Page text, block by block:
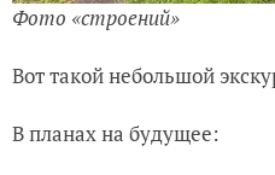
Фото «строений»
Вот такой небольшой
В планах на будущее: